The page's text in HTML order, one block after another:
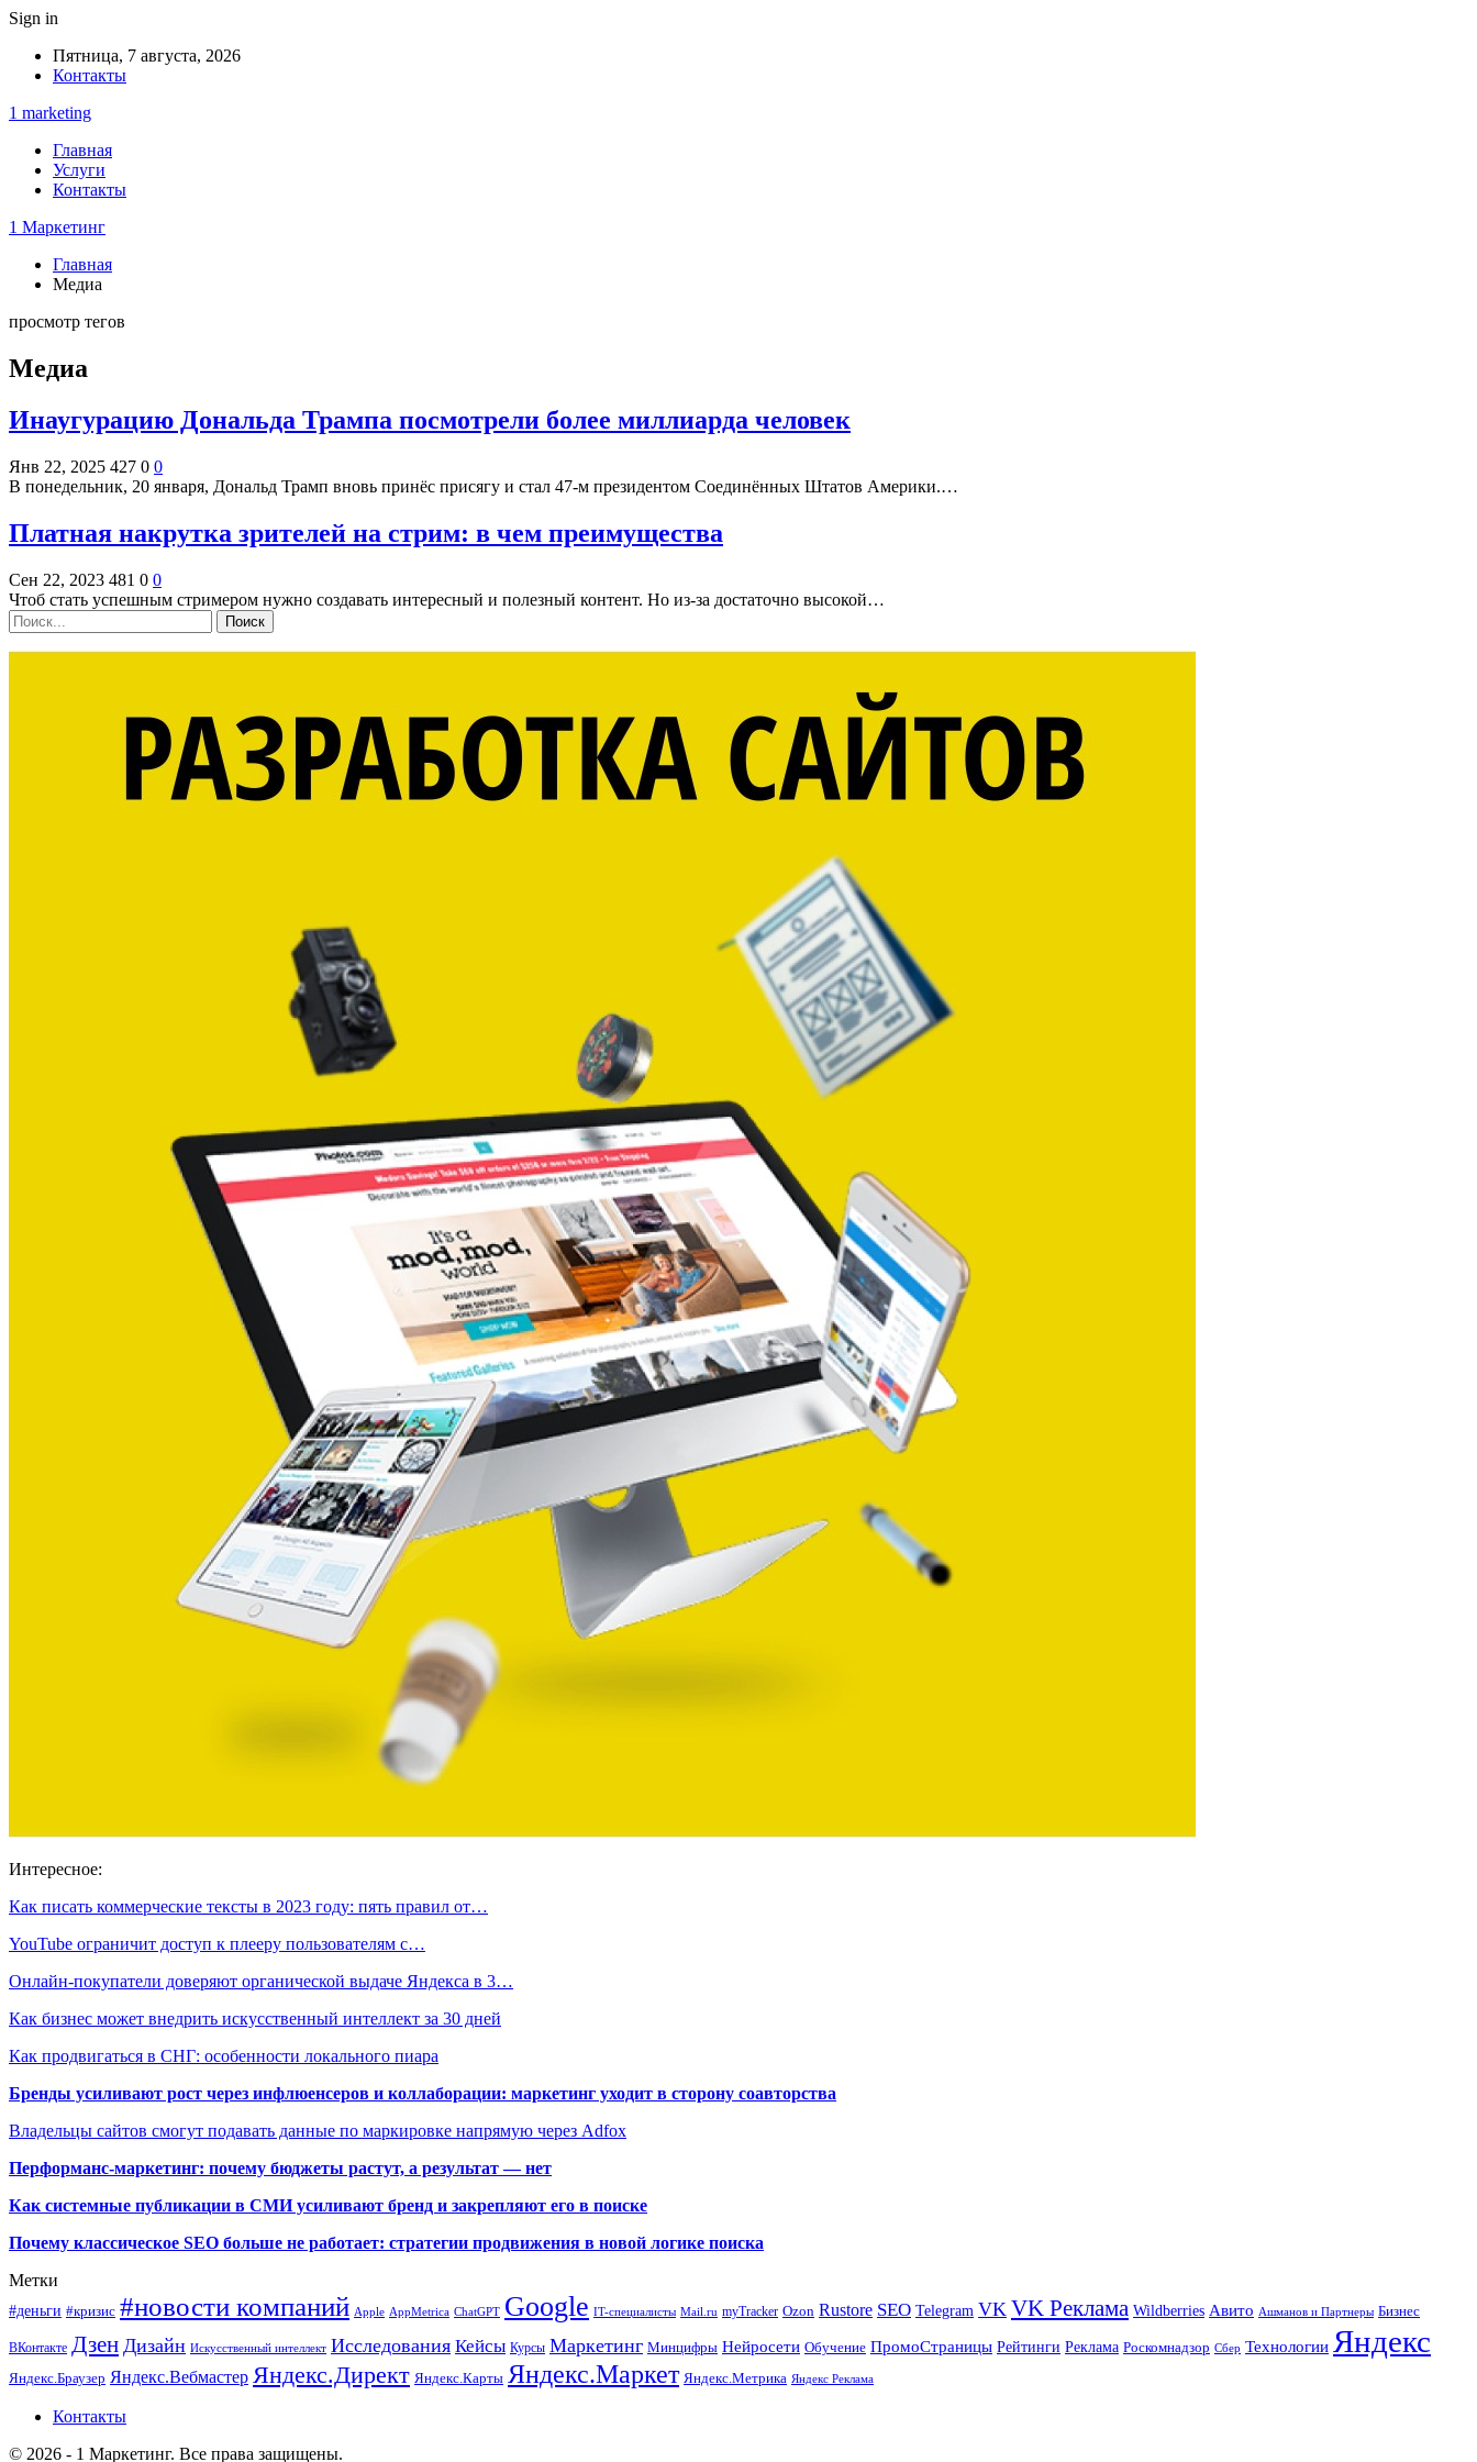
Sign in
Пятница, 7 августа, 2026
Контакты
1 marketing
Главная
Услуги
Контакты
1 Маркетинг
Главная
Медиа
просмотр тегов
Медиа
Инаугурацию Дональда Трампа посмотрели более миллиарда человек
Янв 22, 2025 427 0 0
В понедельник, 20 января, Дональд Трамп вновь принёс присягу и стал 47-м президентом Соединённых Штатов Америки.…
Платная накрутка зрителей на стрим: в чем преимущества
Сен 22, 2023 481 0 0
Чтоб стать успешным стримером нужно создавать интересный и полезный контент. Но из-за достаточно высокой…
Интересное:
Как писать коммерческие тексты в 2023 году: пять правил от…
YouTube ограничит доступ к плееру пользователям с…
Онлайн-покупатели доверяют органической выдаче Яндекса в 3…
Как бизнес может внедрить искусственный интеллект за 30 дней
Как продвигаться в СНГ: особенности локального пиара
Бренды усиливают рост через инфлюенсеров и коллаборации: маркетинг уходит в сторону соавторства
Владельцы сайтов смогут подавать данные по маркировке напрямую через Adfox
Перформанс-маркетинг: почему бюджеты растут, а результат — нет
Как системные публикации в СМИ усиливают бренд и закрепляют его в поиске
Почему классическое SEO больше не работает: стратегии продвижения в новой логике поиска
Метки
#деньги #кризис #новости компаний Apple AppMetrica ChatGPT Google IT-специалисты Mail.ru myTracker Ozon Rustore SEO Telegram VK VK Реклама Wildberries Авито Ашманов и Партнеры Бизнес
ВКонтакте Дзен Дизайн Искусственный интеллект Исследования Кейсы Курсы Маркетинг Минцифры Нейросети Обучение ПромоСтраницы Рейтинги Реклама Роскомнадзор Сбер Технологии Яндекс
Яндекс.Браузер Яндекс.Вебмастер Яндекс.Директ Яндекс.Карты Яндекс.Маркет Яндекс.Метрика Яндекс Реклама
Контакты
© 2026 - 1 Маркетинг. Все права защищены.